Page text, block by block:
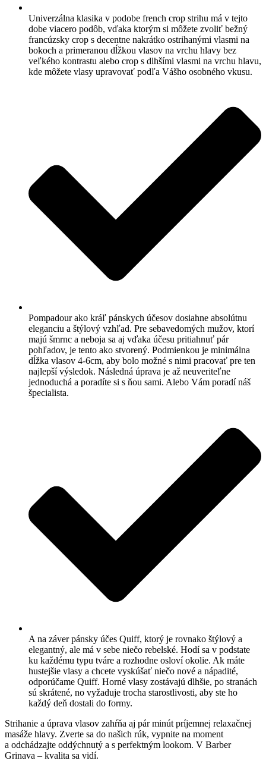
Univerzálna klasika v podobe french crop strihu má v tejto
dobe viacero podôb, vďaka ktorým si môžete zvoliť bežný
francúzsky crop s decentne nakrátko ostrihanými vlasmi na
bokoch a primeranou dĺžkou vlasov na vrchu hlavy bez
veľkého kontrastu alebo crop s dlhšími vlasmi na vrchu hlavu,
kde môžete vlasy upravovať podľa Vášho osobného vkusu.
Pompadour ako kráľ pánskych účesov dosiahne absolútnu
eleganciu a štýlový vzhľad. Pre sebavedomých mužov, ktorí
majú šmrnc a neboja sa aj vďaka účesu pritiahnuť pár
pohľadov, je tento ako stvorený. Podmienkou je minimálna
dĺžka vlasov 4-6cm, aby bolo možné s nimi pracovať pre ten
najlepší výsledok. Následná úprava je až neuveriteľne
jednoduchá a poradíte si s ňou sami. Alebo Vám poradí náš
špecialista.
A na záver pánsky účes Quiff, ktorý je rovnako štýlový a
elegantný, ale má v sebe niečo rebelské. Hodí sa v podstate
ku každému typu tváre a rozhodne osloví okolie. Ak máte
hustejšie vlasy a chcete vyskúšať niečo nové a nápadité,
odporúčame Quiff. Horné vlasy zostávajú dlhšie, po stranách
sú skrátené, no vyžaduje trocha starostlivosti, aby ste ho
každý deň dostali do formy.
Strihanie a úprava vlasov zahŕňa aj pár minút príjemnej relaxačnej
masáže hlavy. Zverte sa do našich rúk, vypnite na moment
a odchádzajte oddýchnutý a s perfektným lookom. V Barber
Grinava – kvalita sa vidí.